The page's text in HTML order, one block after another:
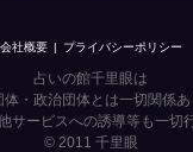
会社概要 プライバシーポリシー
占いの館千里眼は
・政治団体とは一切関係あ
サービスへの誘導等も一切
© 2011 千里眼